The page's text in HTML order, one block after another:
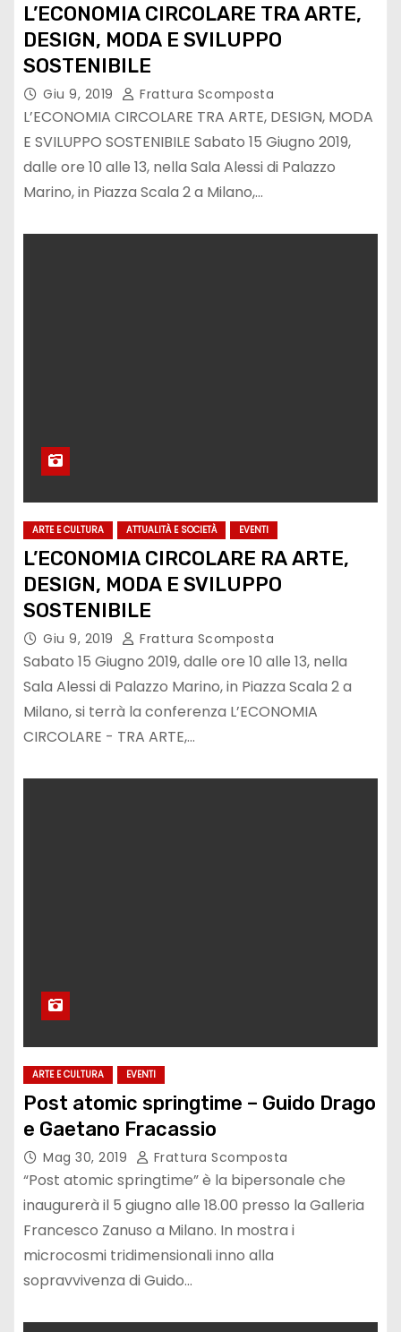
L’ECONOMIA CIRCOLARE TRA ARTE,
DESIGN, MODA E SVILUPPO
SOSTENIBILE
Giu 9, 2019 Frattura Scomposta
L’ECONOMIA CIRCOLARE TRA ARTE, DESIGN, MODA
E SVILUPPO SOSTENIBILE Sabato 15 Giugno 2019,
dalle ore 10 alle 13, nella Sala Alessi di Palazzo
Marino, in Piazza Scala 2 a Milano,…
ARTE E CULTURA ATTUALITÀ E SOCIETÀ EVENTI
L’ECONOMIA CIRCOLARE RA ARTE,
DESIGN, MODA E SVILUPPO
SOSTENIBILE
Giu 9, 2019 Frattura Scomposta
Sabato 15 Giugno 2019, dalle ore 10 alle 13, nella
Sala Alessi di Palazzo Marino, in Piazza Scala 2 a
Milano, si terrà la conferenza L’ECONOMIA
CIRCOLARE - TRA ARTE,…
ARTE E CULTURA EVENTI
Post atomic springtime – Guido Drago
e Gaetano Fracassio
Mag 30, 2019 Frattura Scomposta
“Post atomic springtime” è la bipersonale che
inaugurerà il 5 giugno alle 18.00 presso la Galleria
Francesco Zanuso a Milano. In mostra i
microcosmi tridimensionali inno alla
sopravvivenza di Guido…